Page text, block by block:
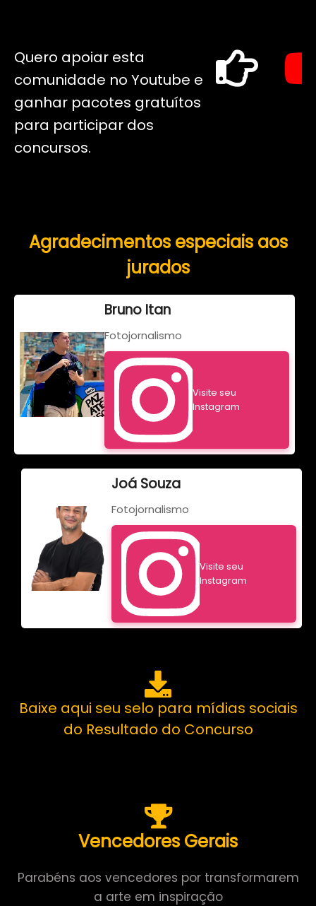
Quero apoiar esta
comunidade no Youtube e
ganhar pacotes gratuítos
para participar dos
concursos.
Agradecimentos especiais aos
jurados
Bruno Itan
Fotojornalismo
Visite seu
Instagram
Joá Souza
Fotojornalismo
Visite seu
Instagram
Baixe aqui seu selo para mídias sociais
do Resultado do Concurso
Vencedores Gerais
Parabéns aos vencedores por transformarem
a arte em inspiração